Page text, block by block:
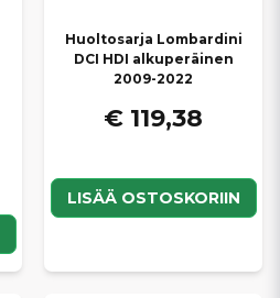
Huoltosarja Lombardini
DCI HDI alkuperäinen
2009-2022
€ 119,38
LISÄÄ OSTOSKORIIN